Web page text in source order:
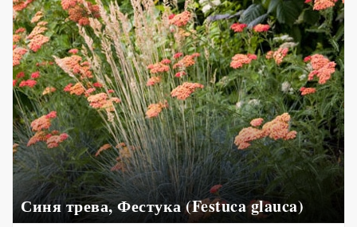
Синя трева, Фестука (Festuca glauca)